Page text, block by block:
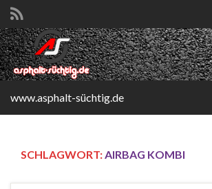
Search for:
www.asphalt-süchtig.de
SCHLAGWORT:AIRBAG KOMBI